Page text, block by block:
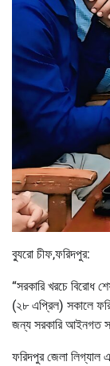
ব্যুরো চীফ,ফরিদপুর:
“সরকারি খরচে বিরোধ
(২৮ এপ্রিল) সকালে
জন্য সরকারি আইনগত
ফরিদপুর জেলা লিগ্যাল